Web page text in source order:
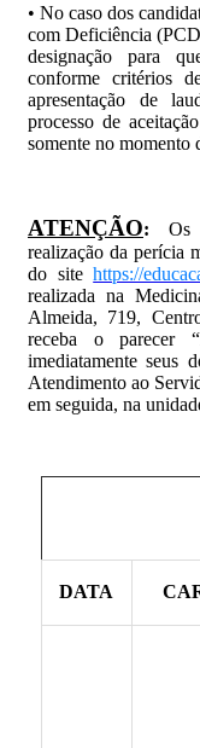
• No caso dos
com Deficiência
designação para
conforme critérios
apresentação de
processo de
somente no momento
ATENÇÃO: Os
realização da perícia
do sitehttps://
realizada na
Almeida, 719,
receba o parecer
imediatamente seus
Atendimento ao
em seguida, na
DATA